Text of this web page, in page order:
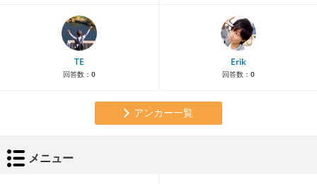
TE
回答数： 0
Erik
回答数： 0
アンカー一覧
メニュー